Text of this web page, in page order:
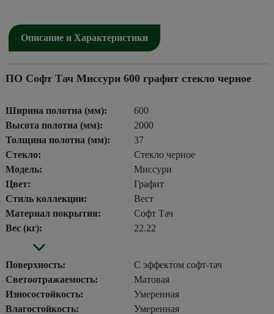
Описание и Характеристики
ПО Софт Тач Миссури 600 графит стекло черное
Ширина полотна (мм):
600
Высота полотна (мм):
2000
Толщина полотна (мм):
37
Стекло:
Стекло черное
Модель:
Миссури
Цвет:
Графит
Стиль коллекции:
Вест
Материал покрытия:
Софт Тач
Вес (кг):
22.22
Поверхность:
С эффектом софт-тач
Светоотражаемость:
Матовая
Износостойкость:
Умеренная
Влагостойкость:
Умеренная